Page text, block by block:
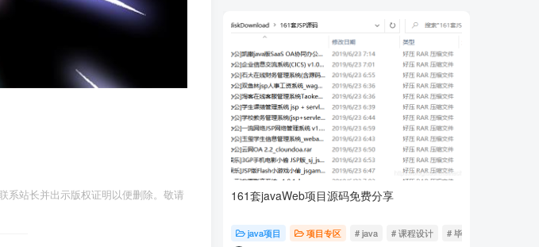
系站长并出示版权证明以便删除。敬请
161套javaWeb项目源码免费分享
java项目 项目专区 # java # 课程设计 # 毕业设计